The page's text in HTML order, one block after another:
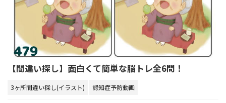
【間違い探し】面白くて簡単な脳トレ全6問！
3ヶ所間違い探し(イラスト) 認知症予防動画